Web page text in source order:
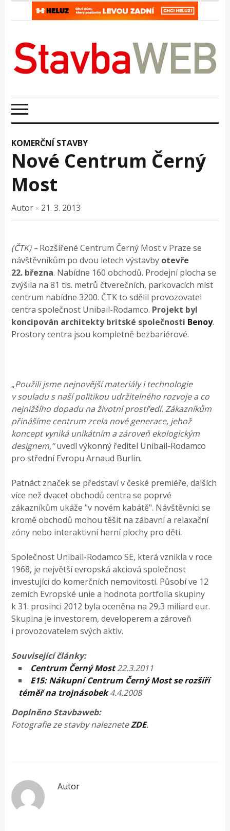
KOMERČNÍ STAVBY
Nové Centrum Černý
Most
Autor × 21. 3. 2013
(ČTK) –Rozšířené Centrum Černý Most v Praze se
návštěvníkům po dvou letech výstavby otevře
22. března. Nabídne 160 obchodů. Prodejní plocha se
zvýšila na 81 tis. metrů čtverečních, parkovacích míst
centrum nabídne 3200. ČTK to sdělil provozovatel
centra společnost Unibail-Rodamco. Projekt byl
koncipován architekty britské společnosti Benoy.
Prostory centra jsou kompletně bezbariérové.
„Použili jsme nejnovější materiály i technologie
v souladu s naší politikou udržitelného rozvoje a co
nejnižšího dopadu na životní prostředí. Zákazníkům
přinášíme centrum zcela nové generace, jehož
koncept vyniká unikátním a zároveň ekologickým
designem,“uvedl výkonný ředitel Unibail-Rodamco
pro střední Evropu Arnaud Burlin.
Patnáct značek se představí v české premiéře, dalších
více než dvacet obchodů centra se poprvé
zákazníkům ukáže "v novém kabátě". Návštěvníci se
kromě obchodů mohou těšit na zábavní a relaxační
zóny nebo interaktivní herní plochy pro děti.
Společnost Unibail-Rodamco SE, která vznikla v roce
1968, je největší evropská akciová společnost
investující do komerčních nemovitostí. Působí ve 12
zemích Evropské unie a hodnota portfolia skupiny
k 31. prosinci 2012 byla oceněna na 29,3 miliard eur.
Skupina je investorem, developerem a zároveň
i provozovatelem svých aktiv.
Související články:
Centrum Černý Most22.3.2011
E15: Nákupní Centrum Černý Most se rozšíří
téměř na trojnásobek4.4.2008
Doplněno Stavbaweb:
Fotografie ze stavby nalezneteZDE.
Autor